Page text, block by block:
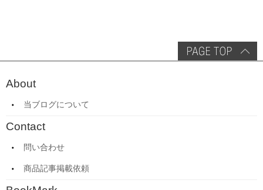
About
当ブログについて
Contact
問い合わせ
商品記事掲載依頼